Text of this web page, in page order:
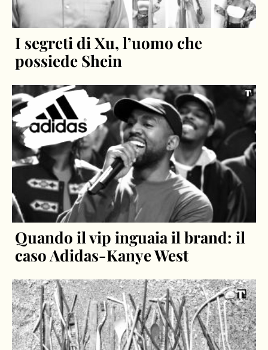
I segreti di Xu, l’uomo che
possiede Shein
Quando il vip inguaia il brand: il
caso Adidas-Kanye West